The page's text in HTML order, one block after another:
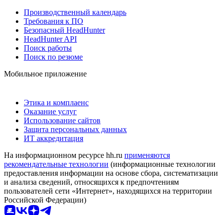
Производственный календарь
Требования к ПО
Безопасный HeadHunter
HeadHunter API
Поиск работы
Поиск по резюме
Мобильное приложение
Этика и комплаенс
Оказание услуг
Использование сайтов
Защита персональных данных
ИТ аккредитация
На информационном ресурсе hh.ru применяются
рекомендательные технологии (информационные технологии
предоставления информации на основе сбора, систематизации
и анализа сведений, относящихся к предпочтениям
пользователей сети «Интернет», находящихся на территории
Российской Федерации)